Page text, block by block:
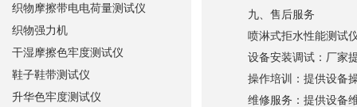
九、售后服务
喷淋式拒水性能测试仪
设备安装调试：厂家提
操作培训：提供设备操
维修服务：提供设备维
织物摩擦带电电荷量测试仪
织物强力机
干湿摩擦色牢度测试仪
鞋子鞋带测试仪
升华色牢度测试仪